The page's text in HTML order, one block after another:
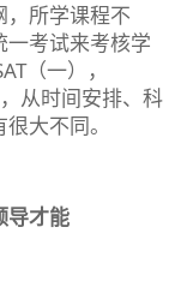
所学课程不
一考试来考核学
（一），
从时间安排、科
大不同。
才能